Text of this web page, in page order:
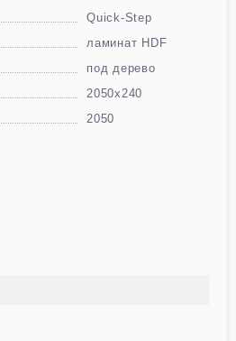
Quick-Step
ламинат HDF
под дерево
2050х240
2050